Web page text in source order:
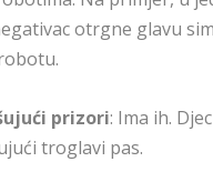
otrgne glavu
prizori: Ima ih.
troglavi pas.